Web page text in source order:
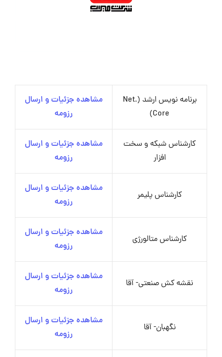
برنامه نویس ارشد (.Net
Core)
مشاهده جزئیات و ارسال
رزومه
کارشناس شبکه و سخت
افزار
مشاهده جزئیات و ارسال
رزومه
کارشناس پلیمر
مشاهده جزئیات و ارسال
رزومه
کارشناس متالورژی
مشاهده جزئیات و ارسال
رزومه
نقشه کش صنعتی- آقا
مشاهده جزئیات و ارسال
رزومه
نگهبان- آقا
مشاهده جزئیات و ارسال
رزومه